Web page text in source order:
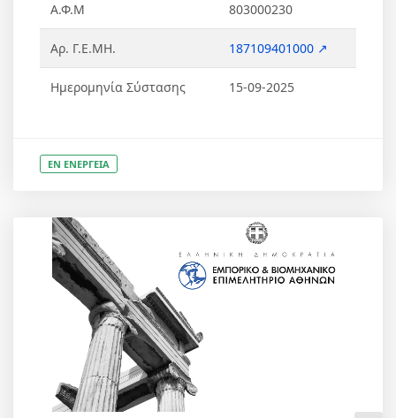
Α.Φ.Μ 803000230
Αρ. Γ.Ε.ΜΗ. 187109401000 ↗
Ημερομηνία Σύστασης 15-09-2025
ΕΝ ΕΝΕΡΓΕΙΑ